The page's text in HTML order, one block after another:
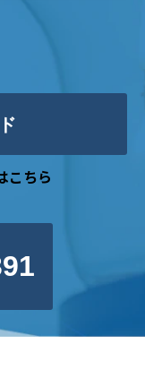
こちら